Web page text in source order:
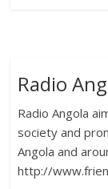
Radio
Radio Angola
society and
Angola and
http://